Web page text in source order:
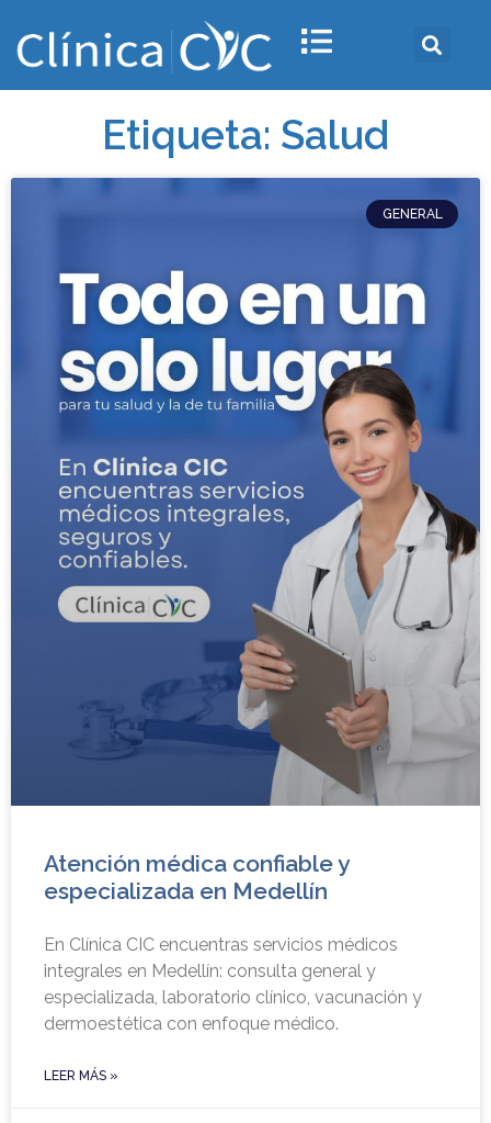
Etiqueta: Salud
GENERAL
Atención médica confiable y
especializada en Medellín
En Clínica CIC encuentras servicios médicos
integrales en Medellín: consulta general y
especializada, laboratorio clínico, vacunación y
dermoestética con enfoque médico.
LEER MÁS »